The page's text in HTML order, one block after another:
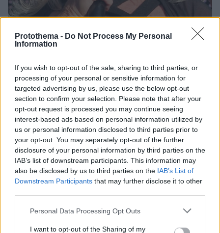
Protothema - Do Not Process My Personal
Information
If you wish to opt-out of the sale, sharing to third parties, or
processing of your personal or sensitive information for
targeted advertising by us, please use the below opt-out
section to confirm your selection. Please note that after your
opt-out request is processed you may continue seeing
interest-based ads based on personal information utilized by
us or personal information disclosed to third parties prior to
your opt-out. You may separately opt-out of the further
disclosure of your personal information by third parties on the
IAB’s list of downstream participants. This information may
also be disclosed by us to third parties on the IAB’s List of
Downstream Participants that may further disclose it to other
Please note that this website/app uses one or more Google
not limited to your visit or usage behaviour. You may click to
Personal Data Processing Opt Outs
I want to opt-out of the Sharing of my
Η Μπόνι Τάιλερ έφαγε «κράξιμο» για το playback του
«Total Eclipse of the Heart» - Δεν θυμόταν τα λόγια
Η διάσημη τραγουδίστρια δήλωσε πριν ανέβει στη
σκηνή πως δεν βαριέται ποτέ να το τραγουδάει, οι
φαν της όμως ήταν αρκετά παρατηρητικοί
14.04.2023, 08:18